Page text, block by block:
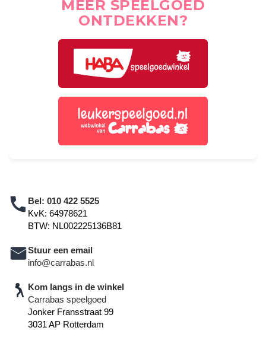
MEER SPEELGOED
ONTDEKKEN?
Bel: 010 422 5525
KvK: 64978621
BTW: NL002225136B81
Stuur een email
info@carrabas.nl
Kom langs in de winkel
Carrabas speelgoed
Jonker Fransstraat 99
3031 AP Rotterdam